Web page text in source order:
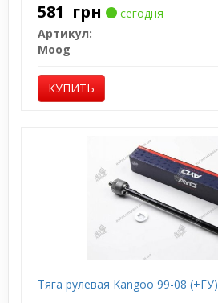
581 грн
сегодня
Артикул:
Moog
КУПИТЬ
Тяга рулевая Kangoo 99-08 (+ГУ)